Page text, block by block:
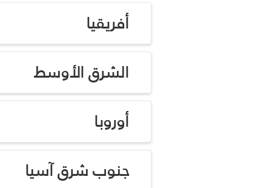
أفريقيا
الشرق الأوسط
أوروبا
جنوب شرق آسيا